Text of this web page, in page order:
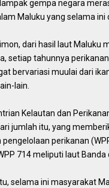
gempa negara
Maluku yang selama ini
dari hasil laut Maluku
setiap tahunnya
bervariasi muulai dari
lain.
Kelautan dan
jumlah itu, yang
perikanan
714 meliputi laut
selama ini masyarakat